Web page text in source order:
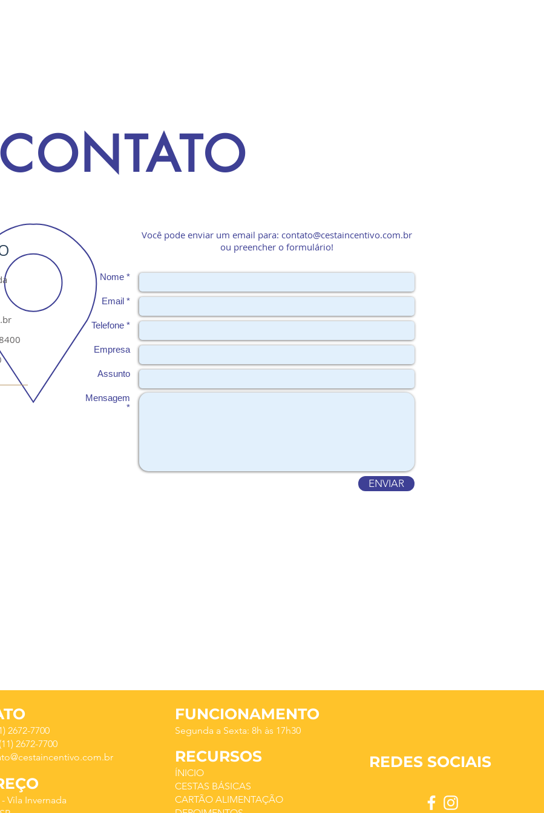
CONTATO
Você pode enviar um email para: contato@cestaincentivo.com.br
ou preencher o formulário!
Nome *
Email *
Telefone *
Empresa
Assunto
Mensagem
*
ENVIAR
2672-7700
(11) 2672-7700
- Vila Invernada
FUNCIONAMENTO
Segunda a Sexta: 8h às 17h30
RECURSOS
ÍNICIO
CESTAS BÁSICAS
CARTÃO ALIMENTAÇÃO
REDES SOCIAIS